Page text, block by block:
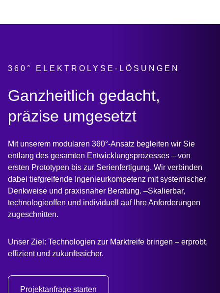
360° ELEKTROLYSE-LÖSUNGEN
:
Ganzheitlich gedacht,
präzise umgesetzt
Mit unserem modularen 360°-Ansatz begleiten wir Sie
entlang des gesamten Entwicklungsprozesses – von
ersten Prototypen bis zur Serienfertigung. Wir verbinden
dabei tiefgreifende Ingenieurkompetenz mit systemischer
Denkweise und praxisnaher Beratung. –Skalierbar,
technologieoffen und individuell auf Ihre Anforderungen
zugeschnitten.
Unser Ziel: Technologien zur Marktreife bringen – erprobt,
effizient und zukunftssicher.
Projektanfrage starten